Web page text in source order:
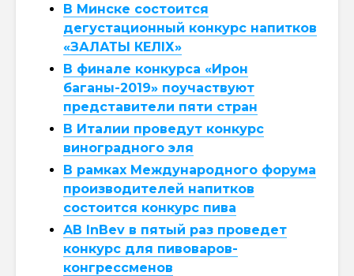
В Минске состоится
дегустационный конкурс напитков
«ЗАЛАТЫ КЕЛIХ»
В финале конкурса «Ирон
баганы-2019» поучаствуют
представители пяти стран
В Италии проведут конкурс
виноградного эля
В рамках Международного форума
производителей напитков
состоится конкурс пива
AB InBev в пятый раз проведет
конкурс для пивоваров-
конгрессменов